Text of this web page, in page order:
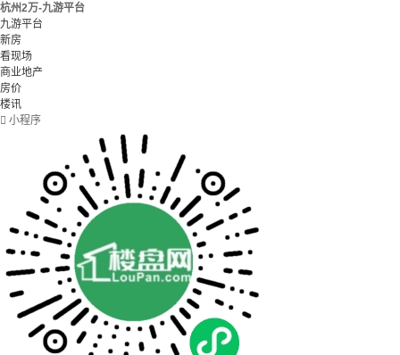
杭州2万-九游平台
九游平台
新房
看现场
商业地产
房价
楼讯
 小程序